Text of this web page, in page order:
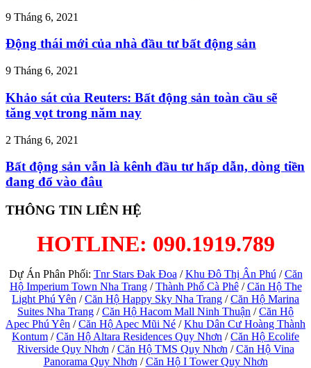
9 Tháng 6, 2021
Động thái mới của nhà đầu tư bất động sản
9 Tháng 6, 2021
Khảo sát của Reuters: Bất động sản toàn cầu sẽ
tăng vọt trong năm nay
2 Tháng 6, 2021
Bất động sản vẫn là kênh đầu tư hấp dẫn, dòng tiền
đang đổ vào đâu
THÔNG TIN LIÊN HỆ
HOTLINE: 090.1919.789
Dự Án Phân Phối: Tnr Stars Đak Đoa /Khu Đô Thị Ân Phú /Căn
Hộ Imperium Town Nha Trang/Thành Phố Cà Phê/Căn Hộ The
Light Phú Yên /Căn Hộ Happy Sky Nha Trang /Căn Hộ Marina
Suites Nha Trang /Căn Hộ Hacom Mall Ninh Thuận /Căn Hộ
Apec Phú Yên /Căn Hộ Apec Mũi Né /Khu Dân Cư Hoàng Thành
Kontum /Căn Hộ Altara Residences Quy Nhơn /Căn Hộ Ecolife
Riverside Quy Nhơn /Căn Hộ TMS Quy Nhơn /Căn Hộ Vina
Panorama Quy Nhơn /Căn Hộ I Tower Quy Nhơn